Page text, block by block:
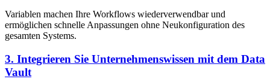
Variablen machen Ihre Workflows wiederverwendbar und
ermöglichen schnelle Anpassungen ohne Neukonfiguration des
gesamten Systems.
3. Integrieren Sie Unternehmenswissen mit dem Data
Vault